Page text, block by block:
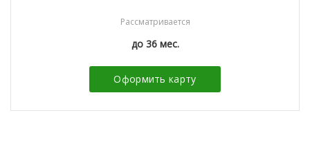
Рассматривается
до 36 мес.
Оформить карту